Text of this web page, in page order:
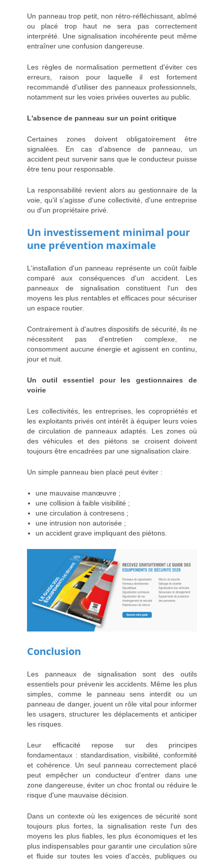
Un panneau trop petit, non rétro-réfléchissant, abîmé
ou placé trop haut ne sera pas correctement
interprété. Une signalisation incohérente peut même
entraîner une confusion dangereuse.
Les règles de normalisation permettent d'éviter ces
erreurs, raison pour laquelle il est fortement
recommandé d'utiliser des panneaux professionnels,
notamment sur les voies privées ouvertes au public.
L'absence de panneau sur un point critique
Certaines zones doivent obligatoirement être
signalées. En cas d'absence de panneau, un
accident peut survenir sans que le conducteur puisse
être tenu pour responsable.
La responsabilité revient alors au gestionnaire de la
voie, qu'il s'agisse d'une collectivité, d'une entreprise
ou d'un propriétaire privé.
Un investissement minimal pour
une prévention maximale
L'installation d'un panneau représente un coût faible
comparé aux conséquences d'un accident. Les
panneaux de signalisation constituent l'un des
moyens les plus rentables et efficaces pour sécuriser
un espace routier.
Contrairement à d'autres dispositifs de sécurité, ils ne
nécessitent pas d'entretien complexe, ne
consomment aucune énergie et agissent en continu,
jour et nuit.
Un outil essentiel pour les gestionnaires de
voirie
Les collectivités, les entreprises, les copropriétés et
les exploitants privés ont intérêt à équiper leurs voies
de circulation de panneaux adaptés. Les zones où
des véhicules et des piétons se croisent doivent
toujours être encadrées par une signalisation claire.
Un simple panneau bien placé peut éviter :
une mauvaise manœuvre ;
une collision à faible visibilité ;
une circulation à contresens ;
une intrusion non autorisée ;
un accident grave impliquant des piétons.
Conclusion
Les panneaux de signalisation sont des outils
essentiels pour prévenir les accidents. Même les plus
simples, comme le panneau sens interdit ou un
panneau de danger, jouent un rôle vital pour informer
les usagers, structurer les déplacements et anticiper
les risques.
Leur efficacité repose sur des principes
fondamentaux : standardisation, visibilité, conformité
et cohérence. Un seul panneau correctement placé
peut empêcher un conducteur d'entrer dans une
zone dangereuse, éviter un choc frontal ou réduire le
risque d'une mauvaise décision.
Dans un contexte où les exigences de sécurité sont
toujours plus fortes, la signalisation reste l'un des
moyens les plus fiables, les plus économiques et les
plus indispensables pour garantir une circulation sûre
et fluide sur toutes les voies d'accès, publiques ou